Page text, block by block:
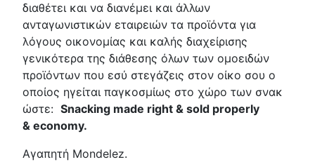
διαθέτει και να διανέμει και άλλων
ανταγωνιστικών εταιρειών τα προϊόντα για
λόγους οικονομίας και καλής διαχείρισης
γενικότερα της διάθεσης όλων των ομοειδών
προϊόντων που εσύ στεγάζεις στον οίκο σου ο
οποίος ηγείται παγκοσμίως στο χώρο των σνακ
ώστε: Snacking made right & sold properly
& economy.
Αγαπητή Mondelez.